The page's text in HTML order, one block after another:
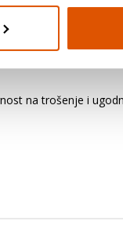
Ocjene
na trošenje i